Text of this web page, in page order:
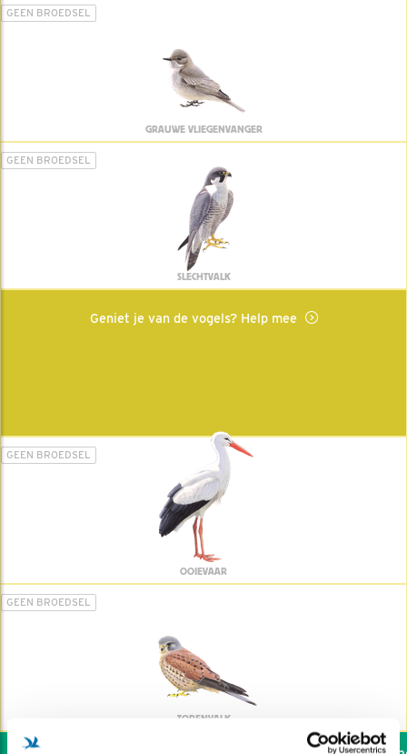
GEEN BROEDSEL
GRAUWE VLIEGENVANGER
GEEN BROEDSEL
SLECHTVALK
Geniet je van de vogels? Help mee
GEEN BROEDSEL
OOIEVAAR
GEEN BROEDSEL
TORENVALK